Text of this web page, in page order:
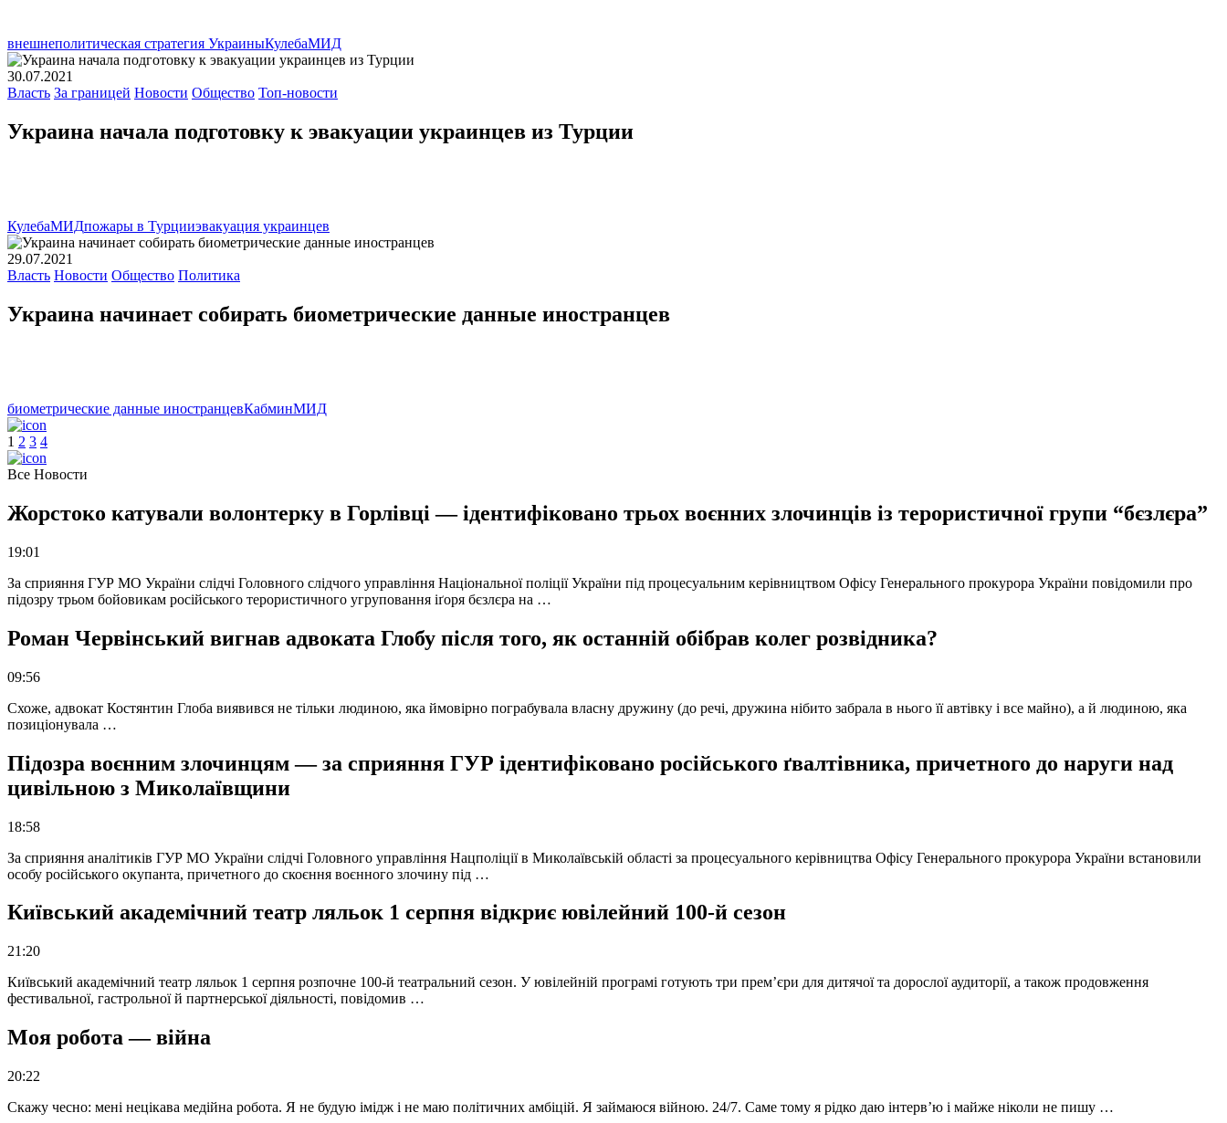
внешнеполитическая стратегия УкраиныКулебаМИД
30.07.2021
Власть За границей Новости Общество Топ-новости
Украина начала подготовку к эвакуации украинцев из Турции
КулебаМИДпожары в Турцииэвакуация украинцев
29.07.2021
Власть Новости Общество Политика
Украина начинает собирать биометрические данные иностранцев
биометрические данные иностранцевКабминМИД
1 2 3 4
Все Новости
Жорстоко катували волонтерку в Горлівці — ідентифіковано трьох воєнних злочинців із терористичної групи “бєзлєра”
19:01
За сприяння ГУР МО України слідчі Головного слідчого управління Національної поліції України під процесуальним керівництвом Офісу Генерального прокурора України повідомили про
підозру трьом бойовикам російського терористичного угруповання іґоря бєзлєра на …
Роман Червінський вигнав адвоката Глобу після того, як останній обібрав колег розвідника?
09:56
Схоже, адвокат Костянтин Глоба виявився не тільки людиною, яка ймовірно пограбувала власну дружину (до речі, дружина нібито забрала в нього її автівку і все майно), а й людиною, яка
позиціонувала …
Підозра воєнним злочинцям — за сприяння ГУР ідентифіковано російського ґвалтівника, причетного до наруги над
цивільною з Миколаївщини
18:58
За сприяння аналітиків ГУР МО України слідчі Головного управління Нацполіції в Миколаївській області за процесуального керівництва Офісу Генерального прокурора України встановили
особу російського окупанта, причетного до скоєння воєнного злочину під …
Київський академічний театр ляльок 1 серпня відкриє ювілейний 100-й сезон
21:20
Київський академічний театр ляльок 1 серпня розпочне 100-й театральний сезон. У ювілейній програмі готують три прем’єри для дитячої та дорослої аудиторії, а також продовження
фестивальної, гастрольної й партнерської діяльності, повідомив …
Моя робота — війна
20:22
Скажу чесно: мені нецікава медійна робота. Я не будую імідж і не маю політичних амбіцій. Я займаюся війною. 24/7. Саме тому я рідко даю інтерв’ю і майже ніколи не пишу …